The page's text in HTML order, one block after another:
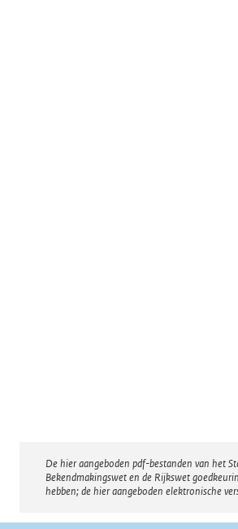
Disclaimer
De hier aangeboden pdf-bestanden van het
Bekendmakingswet en de Rijkswet
hebben; de hier aangeboden elektronische